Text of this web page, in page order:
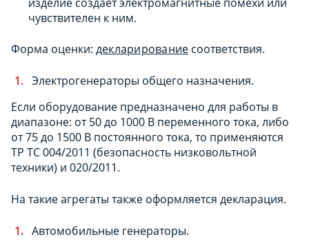
чувствителен к ним.
Форма оценки: декларирование соответствия.
Электрогенераторы общего назначения.
Если оборудование предназначено для работы в
диапазоне: от 50 до 1000 В переменного тока, либо
от 75 до 1500 В постоянного тока, то применяются
ТР ТС 004/2011 (безопасность низковольтной
техники) и 020/2011.
На такие агрегаты также оформляется декларация.
Автомобильные генераторы.